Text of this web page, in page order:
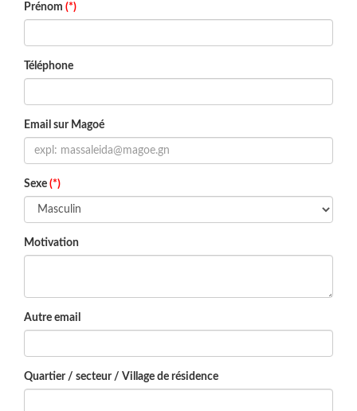
Prénom (*)
Téléphone
Email sur Magoé
Sexe (*)
Motivation
Autre email
Quartier / secteur / Village de résidence